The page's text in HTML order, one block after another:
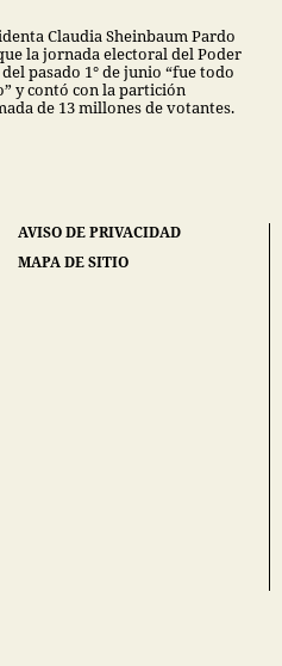
Claudia Sheinbaum Pardo
la jornada electoral del Poder
pasado 1° de junio “fue todo
y contó con la partición
de 13 millones de votantes.
AVISO DE PRIVACIDAD
MAPA DE SITIO